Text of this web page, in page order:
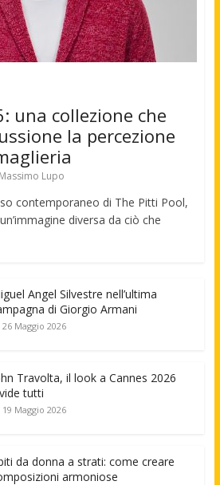
una collezione che
la percezione
Massimo Lupo
contemporaneo di The Pitti Pool,
diversa da ciò che
Angel Silvestre nell’ultima
di Giorgio Armani
26 Maggio 2026
Travolta, il look a Cannes 2026
tutti
19 Maggio 2026
da donna a strati: come creare
armoniose